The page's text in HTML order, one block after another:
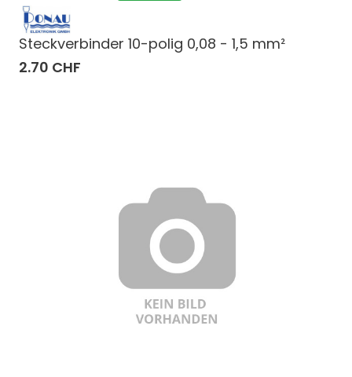
Steckverbinder 10-polig 0,08 - 1,5 mm²
2.70 CHF